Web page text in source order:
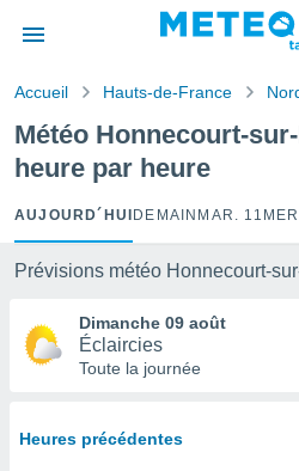
de
a
par
Accueil Hauts-de-France
Météo Honnecourt-
heure par heure
AUJOURD´HUI DEMAIN MAR. 11
Prévisions météo Honnecourt-
Dimanche 09 août
Éclaircies
Toute la journée
Heures précédentes